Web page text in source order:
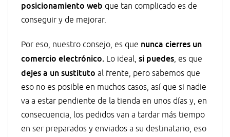
posicionamiento web que tan complicado es de
conseguir y de mejorar.
Por eso, nuestro consejo, es que nunca cierres un
comercio electrónico. Lo ideal, si puedes, es que
dejes a un sustituto al frente, pero sabemos que
eso no es posible en muchos casos, así que si nadie
va a estar pendiente de la tienda en unos días y, en
consecuencia, los pedidos van a tardar más tiempo
en ser preparados y enviados a su destinatario, eso